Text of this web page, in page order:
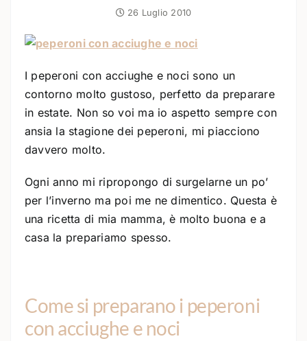
26 Luglio 2010
I peperoni con acciughe e noci sono un
contorno molto gustoso, perfetto da preparare
in estate. Non so voi ma io aspetto sempre con
ansia la stagione dei peperoni, mi piacciono
davvero molto.
Ogni anno mi ripropongo di surgelarne un po’
per l’inverno ma poi me ne dimentico. Questa è
una ricetta di mia mamma, è molto buona e a
casa la prepariamo spesso.
Come si preparano i peperoni
con acciughe e noci